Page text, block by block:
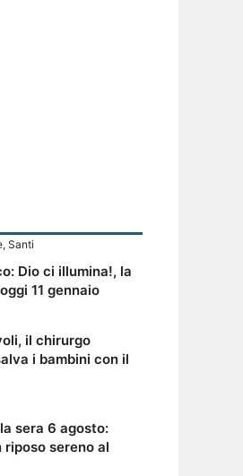
, Santi
Dio ci illumina!, la
11 gennaio
il chirurgo
i bambini con il
sera 6 agosto:
riposo sereno al